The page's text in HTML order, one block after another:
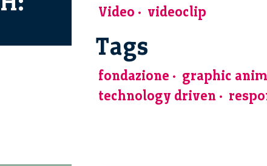
Video videoclip
Tags
fondazione graphic
technology driven